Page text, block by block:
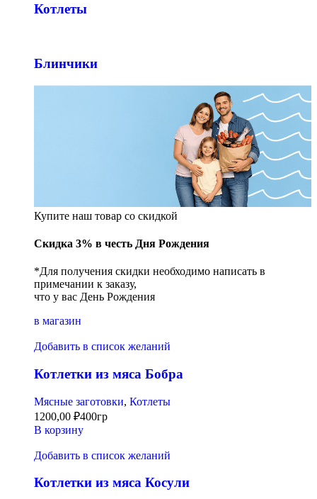
Котлеты
Блинчики
Купите наш товар со скидкой
Скидка 3% в честь Дня Рождения
*Для получения скидки необходимо написать в
примечании к заказу,
что у вас День Рождения
в магазин
Добавить в список желаний
Котлетки из мяса Бобра
Мясные заготовки, Котлеты
1200,00 ₽400гр
В корзину
Добавить в список желаний
Котлетки из мяса Косули